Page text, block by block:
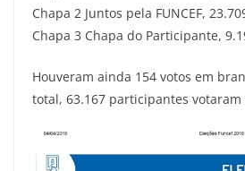
Chapa 2 Juntos pela FUNCEF,
Chapa 3 Chapa do Participante,
Houveram ainda 154 votos em
total, 63.167 participantes votaram